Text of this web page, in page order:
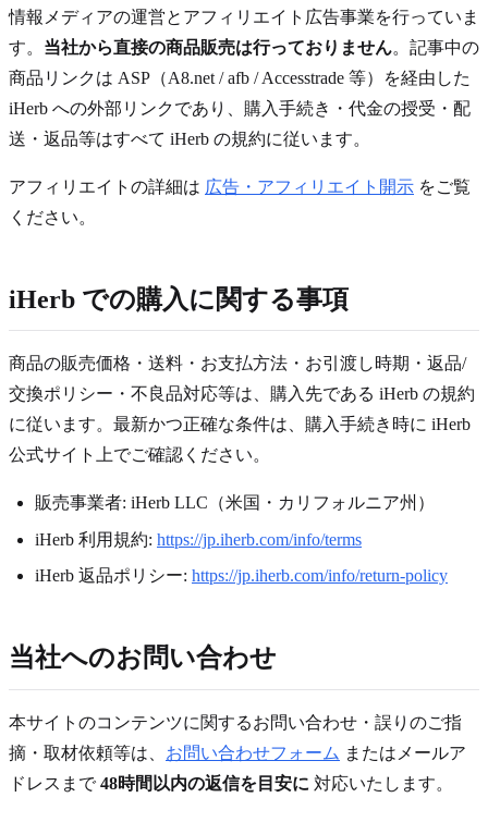
情報メディアの運営とアフィリエイト広告事業を行っていま
す。 当社から直接の商品販売は行っておりません。記事中の
商品リンクは ASP（A8.net / afb / Accesstrade 等）を経由した
iHerb への外部リンクであり、購入手続き・代金の授受・配
送・返品等はすべて iHerb の規約に従います。
アフィリエイトの詳細は 広告・アフィリエイト開示 をご覧
ください。
iHerb での購入に関する事項
商品の販売価格・送料・お支払方法・お引渡し時期・返品/
交換ポリシー・不良品対応等は、購入先である iHerb の規約
に従います。最新かつ正確な条件は、購入手続き時に iHerb
公式サイト上でご確認ください。
販売事業者: iHerb LLC（米国・カリフォルニア州）
iHerb 利用規約: https://jp.iherb.com/info/terms
iHerb 返品ポリシー: https://jp.iherb.com/info/return-policy
当社へのお問い合わせ
本サイトのコンテンツに関するお問い合わせ・誤りのご指
摘・取材依頼等は、 お問い合わせフォーム またはメールア
ドレスまで48時間以内の返信を目安に 対応いたします。